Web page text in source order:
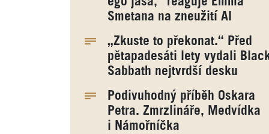
Smetana na zneužití AI
„Zkuste to překonat.“ Před
pětapadesáti lety vydali
Sabbath nejtvrdší desku
Podivuhodný příběh Oskara
Petra. Zmrzlináře, Medvídka
i Námořníčka